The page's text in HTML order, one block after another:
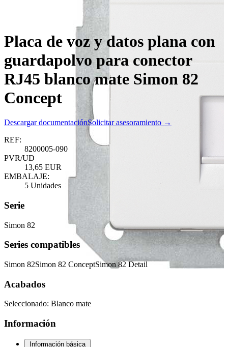
Placa de voz y datos plana con
guardapolvo para conector
RJ45 blanco mate Simon 82
Concept
Descargar documentaciónSolicitar asesoramiento →
REF:
8200005-090
PVR/UD
13,65 EUR
EMBALAJE:
5 Unidades
Serie
Simon 82
Series compatibles
Simon 82Simon 82 ConceptSimon 82 Detail
Acabados
Seleccionado: Blanco mate
Información